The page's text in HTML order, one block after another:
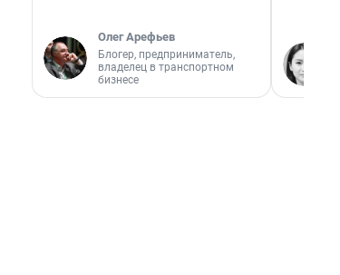
Олег Арефьев
Блогер, предприниматель,
владелец в транспортном
бизнесе